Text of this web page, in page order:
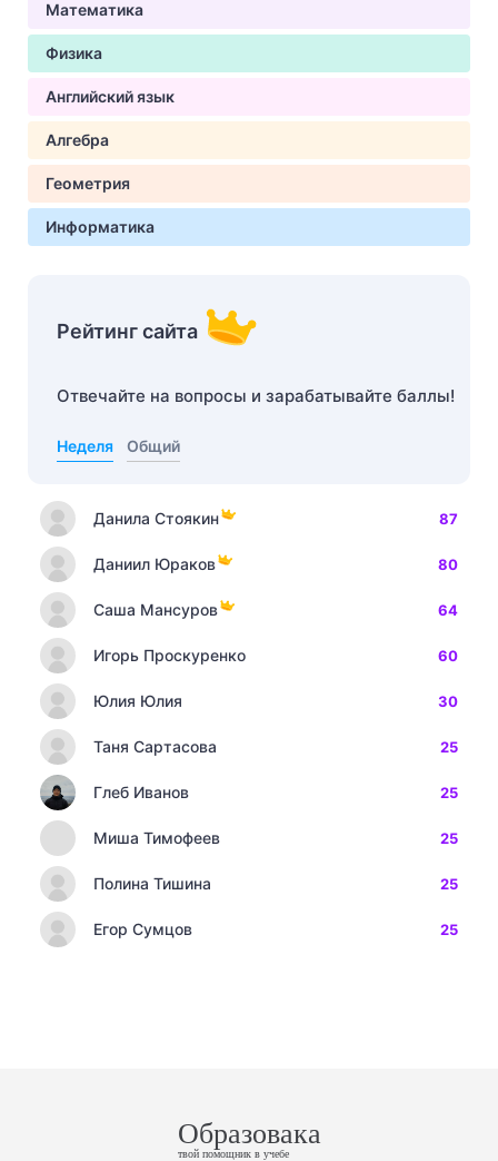
Математика
Физика
Английский язык
Алгебра
Геометрия
Информатика
Рейтинг сайта
Отвечайте на вопросы и зарабатывайте баллы!
Неделя Общий
Данила Стоякин 87
Даниил Юраков 80
Саша Мансуров 64
Игорь Проскуренко 60
Юлия Юлия 30
Таня Сартасова 25
Глеб Иванов 25
Миша Тимофеев 25
Полина Тишина 25
Егор Сумцов 25
Образовака
твой помощник в учебе